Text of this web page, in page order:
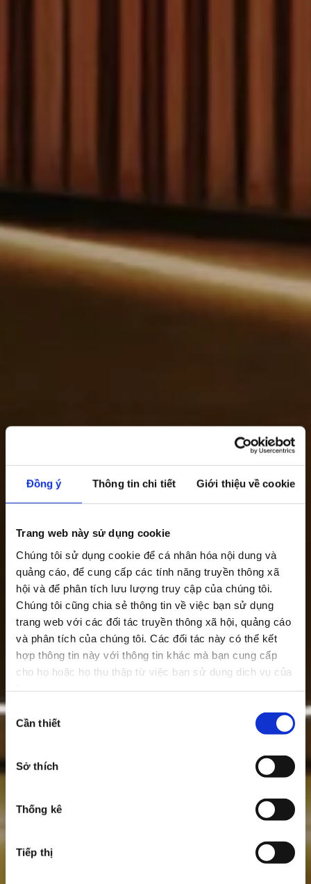
Đồng ý Thông tin chi tiết Giới thiệu về cookie
Trang web này sử dụng cookie
Chúng tôi sử dụng cookie để cá nhân hóa nội dung và
quảng cáo, để cung cấp các tính năng truyền thông xã
hội và để phân tích lưu lượng truy cập của chúng tôi.
Chúng tôi cũng chia sẻ thông tin về việc bạn sử dụng
trang web với các đối tác truyền thông xã hội, quảng cáo
và phân tích của chúng tôi. Các đối tác này có thể kết
hợp thông tin này với thông tin khác mà bạn cung cấp
cho họ hoặc họ thu thập từ việc bạn sử dụng dịch vụ của
Lựa
chọn
thuận
Cần thiết
Sở thích
Thống kê
Tiếp thị